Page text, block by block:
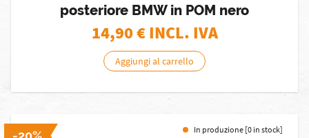
posteriore BMW in POM nero
14,90€ INCL. IVA
Aggiungi al carrello
In produzione [0 in stock]